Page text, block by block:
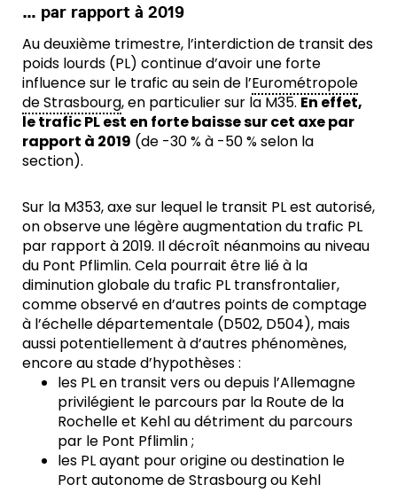
… par rapport à 2019
Au deuxième trimestre, l’interdiction de transit des
poids lourds (PL) continue d’avoir une forte
influence sur le trafic au sein de l’Eurométropole
de Strasbourg, en particulier sur la M35.En effet,
le trafic PL est en forte baisse sur cet axe par
rapport à 2019 (de -30 % à -50 % selon la
section).
Sur la M353, axe sur lequel le transit PL est autorisé,
on observe une légère augmentation du trafic PL
par rapport à 2019. Il décroît néanmoins au niveau
du Pont Pflimlin. Cela pourrait être lié à la
diminution globale du trafic PL transfrontalier,
comme observé en d’autres points de comptage
à l’échelle départementale (D502, D504), mais
aussi potentiellement à d’autres phénomènes,
encore au stade d’hypothèses :
les PL en transit vers ou depuis l’Allemagne
privilégient le parcours par la Route de la
Rochelle et Kehl au détriment du parcours
par le Pont Pflimlin ;
les PL ayant pour origine ou destination le
Port autonome de Strasbourg ou Kehl